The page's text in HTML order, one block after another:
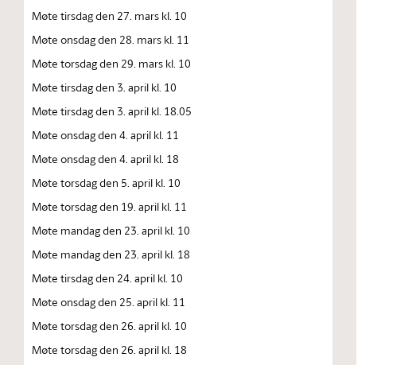
Møte tirsdag den 27. mars kl. 10
Møte onsdag den 28. mars kl. 11
Møte torsdag den 29. mars kl. 10
Møte tirsdag den 3. april kl. 10
Møte tirsdag den 3. april kl. 18.05
Møte onsdag den 4. april kl. 11
Møte onsdag den 4. april kl. 18
Møte torsdag den 5. april kl. 10
Møte torsdag den 19. april kl. 11
Møte mandag den 23. april kl. 10
Møte mandag den 23. april kl. 18
Møte tirsdag den 24. april kl. 10
Møte onsdag den 25. april kl. 11
Møte torsdag den 26. april kl. 10
Møte torsdag den 26. april kl. 18